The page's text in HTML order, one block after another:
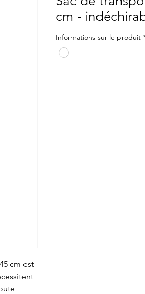
cm est
cm -
Informations sur le produit